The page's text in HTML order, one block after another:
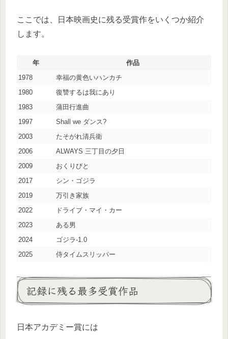
ここでは、日本映画史に残る受賞作をいくつか紹介
します。
年
作品
1978
幸福の黄色いハンカチ
1980
復讐するは我にあり
1983
蒲田行進曲
1997
Shall we ダンス?
2003
たそがれ清兵衛
2006
ALWAYS 三丁目の夕日
2009
おくりびと
2017
シン・ゴジラ
2019
万引き家族
2022
ドライブ・マイ・カー
2023
ある男
2024
ゴジラ-1.0
2025
侍タイムスリッパー
記録に残る最多受賞作品
日本アカデミー賞には